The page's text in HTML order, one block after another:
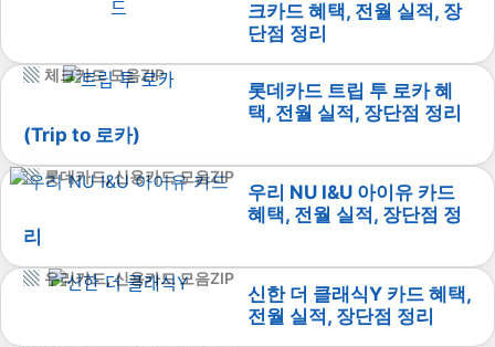
크카드 혜택, 전월 실적, 장
단점 정리
체크카드 모음ZIP
롯데카드 트립 투 로카 혜
택, 전월 실적, 장단점 정리
(Trip to 로카)
롯데카드,신용카드 모음ZIP
우리 NU I&U 아이유 카드
혜택, 전월 실적, 장단점 정
리
우리카드,신용카드 모음ZIP
신한 더 클래식Y 카드 혜택,
전월 실적, 장단점 정리